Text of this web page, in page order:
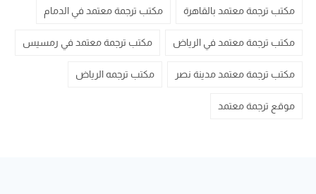
مكتب ترجمة معتمد بالقاهرة مكتب ترجمة معتمد في الدمام
مكتب ترجمة معتمد في الرياض مكتب ترجمة معتمد في رمسيس
مكتب ترجمة معتمد مدينة نصر مكتب ترجمه الرياض
موقع ترجمة معتمد